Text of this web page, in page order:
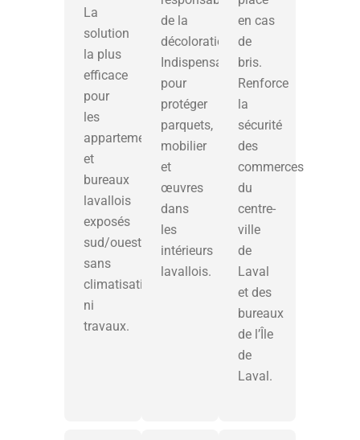
La
solution
la plus
efficace
pour
les
appartements
et
bureaux
lavallois
exposés
sud/ouest,
sans
climatisation
ni
travaux.
de la
décoloration.
Indispensable
pour
protéger
parquets,
mobilier
et
œuvres
dans
les
intérieurs
lavallois.
en cas
de
bris.
Renforce
la
sécurité
des
commerces
du
centre-
ville
de
Laval
et des
bureaux
de l’Île
de
Laval.